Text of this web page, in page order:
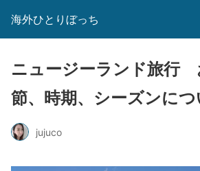
海外ひとりぼっち
ニュージーランド旅行
節、時期、シーズンにつ
jujuco